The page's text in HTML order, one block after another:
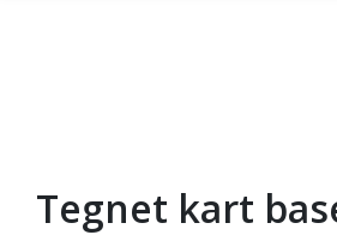
Gå til hovedinnhold
Tegnet kart